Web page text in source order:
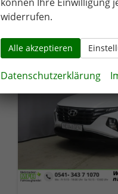
CO -Emissionen:
widerrufen.
Alle akzeptieren
Datenschutzerklärung